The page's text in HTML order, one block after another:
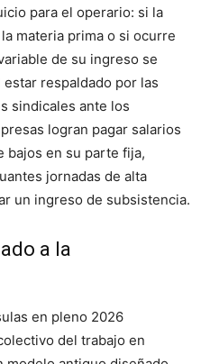
para el operario: si la
materia prima o si ocurre
de su ingreso se
respaldado por las
sindicales ante los
logran pagar salarios
bajos en su parte fija,
jornadas de alta
un ingreso de subsistencia.
a la
en pleno 2026
del trabajo en